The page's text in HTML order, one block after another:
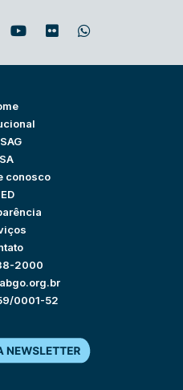
conosco
2000
0001-52